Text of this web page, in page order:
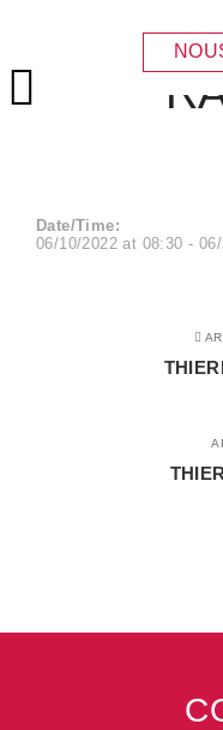
Menu
Date/Time:
06/10/2022 at 08:30 -